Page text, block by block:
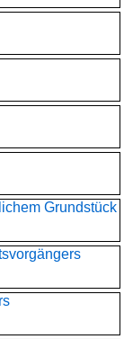
Grundstück